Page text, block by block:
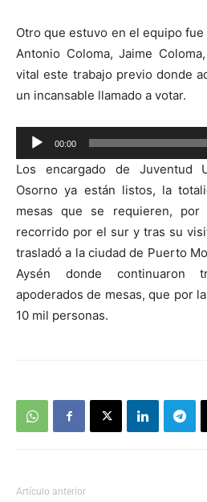
Otro que estuvo en el equipo
Antonio Coloma, Jaime
vital este trabajo previo donde
un incansable llamado a votar.
Reproductor
de
audio
00:00
Los encargado de Juventud
Osorno ya están listos, la
mesas que se requieren,
recorrido por el sur y tras su
trasladó a la ciudad de Puerto
Aysén donde continuaron
apoderados de mesas, que por
10 mil personas.
Artículo anterior